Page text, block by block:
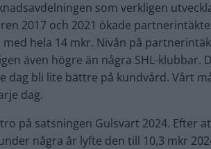
som verkligen
2017 och 2021 ökade
hela 14 mkr. Nivån på
även högre än några SHL-klubbar.
bli lite bättre på kundvård. Vårt
dag.
på satsningen Gulsvart 2024. Efter
några år lyfte den till 10,3 mkr